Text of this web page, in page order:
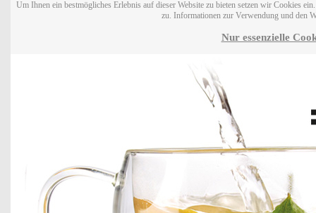
Um Ihnen ein bestmögliches Erlebnis auf dieser Website zu bieten setzen wir Cookies
zu. Informationen zur Verwendung und den
Nur essenzielle